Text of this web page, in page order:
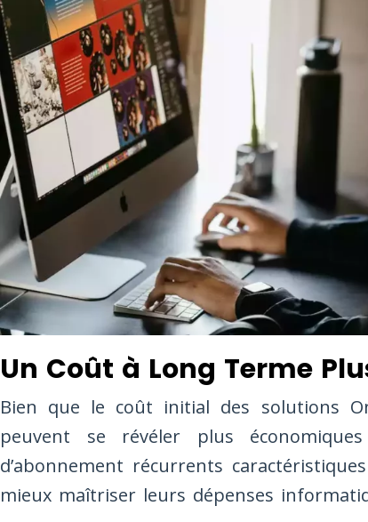
Un Coût à Long Terme
Bien que le coût initial des solutions
peuvent se révéler plus
d’abonnement récurrents
mieux maîtriser leurs dépenses